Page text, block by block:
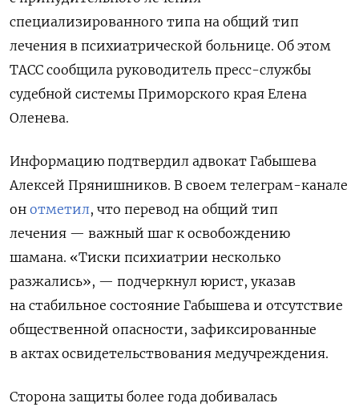
специализированного типа на общий тип
лечения в психиатрической больнице. Об этом
ТАСС сообщила руководитель пресс-службы
судебной системы Приморского края Елена
Оленева.
Информацию подтвердил адвокат Габышева
Алексей Прянишников. В своем телеграм-канале
он отметил, что перевод на общий тип
лечения — важный шаг к освобождению
шамана. «Тиски психиатрии несколько
разжались», — подчеркнул юрист, указав
на стабильное состояние Габышева и отсутствие
общественной опасности, зафиксированные
в актах освидетельствования медучреждения.
Сторона защиты более года добивалась